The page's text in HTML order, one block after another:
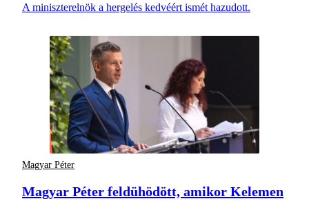
A miniszterelnök a hergelés kedvéért ismét hazudott.
Magyar Péter
Magyar Péter feldühödött, amikor Kelemen